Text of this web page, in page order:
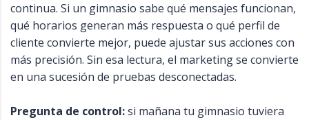
continua. Si un gimnasio sabe qué mensajes funcionan,
qué horarios generan más respuesta o qué perfil de
cliente convierte mejor, puede ajustar sus acciones con
más precisión. Sin esa lectura, el marketing se convierte
en una sucesión de pruebas desconectadas.
Pregunta de control:si mañana tu gimnasio tuviera